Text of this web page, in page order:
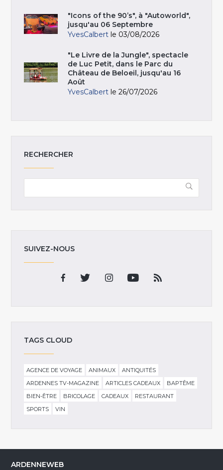
"Icons of the 90’s", à "Autoworld",
jusqu'au 06 Septembre
YvesCalbert le 03/08/2026
"Le Livre de la Jungle", spectacle
de Luc Petit, dans le Parc du
Château de Beloeil, jusqu'au 16
Août
YvesCalbert le 26/07/2026
RECHERCHER
SUIVEZ-NOUS
TAGS CLOUD
AGENCE DE VOYAGE ANIMAUX
ANTIQUITÉS
ARDENNES TV-MAGAZINE
ARTICLES CADEAUX
BAPTÊME
BIEN-ÊTRE
BRICOLAGE CADEAUX
RESTAURANT
SPORTS
VIN
ARDENNEWEB